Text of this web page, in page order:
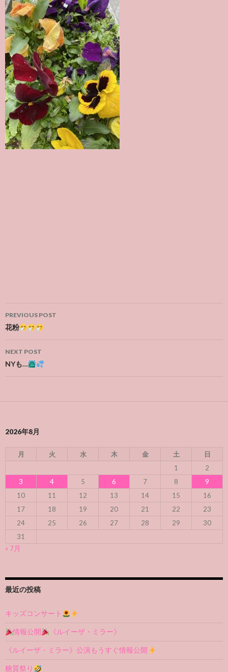
Post
navigation
PREVIOUS POST
花粉
NEXT POST
NYも…
2026年8月
月 火 水 木 金 土
日
1
2
3
4 5 6 7 8
9
10
11 12 13 14 15
16
17
18 19 20 21 22
23
24
25 26 27 28 29
30
31
« 7月
最近の投稿
キッズコンサート
情報公開 《ルイーザ・ミラー》
《ルイーザ・ミラー》公演もうすぐ情報公開
糖質祭り